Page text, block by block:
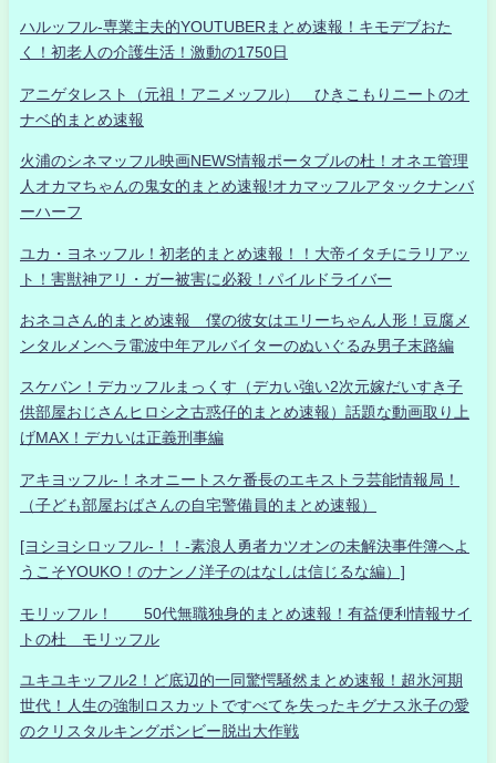
ハルッフル-専業主夫的YOUTUBERまとめ速報！キモデブおた
く！初老人の介護生活！激動の1750日
アニゲタレスト（元祖！アニメッフル） ひきこもりニートのオ
ナベ的まとめ速報
火浦のシネマッフル映画NEWS情報ポータブルの杜！オネエ管理
人オカマちゃんの鬼女的まとめ速報!オカマッフルアタックナンバ
ーハーフ
ユカ・ヨネッフル！初老的まとめ速報！！大帝イタチにラリアッ
ト！害獣神アリ・ガー被害に必殺！パイルドライバー
おネコさん的まとめ速報 僕の彼女はエリーちゃん人形！豆腐メ
ンタルメンヘラ電波中年アルバイターのぬいぐるみ男子末路編
スケバン！デカッフルまっくす（デカい強い2次元嫁だいすき子
供部屋おじさんヒロシ之古惑仔的まとめ速報）話題な動画取り上
げMAX！デカいは正義刑事編
アキヨッフル-！ネオニートスケ番長のエキストラ芸能情報局！
（子ども部屋おばさんの自宅警備員的まとめ速報）
[ヨシヨシロッフル-！！-素浪人勇者カツオンの未解決事件簿へよ
うこそYOUKO！のナンノ洋子のはなしは信じるな編）]
モリッフル！ 50代無職独身的まとめ速報！有益便利情報サイ
トの杜 モリッフル
ユキユキッフル2！ど底辺的一同驚愕騒然まとめ速報！超氷河期
世代！人生の強制ロスカットですべてを失ったキグナス氷子の愛
のクリスタルキングボンビー脱出大作戦